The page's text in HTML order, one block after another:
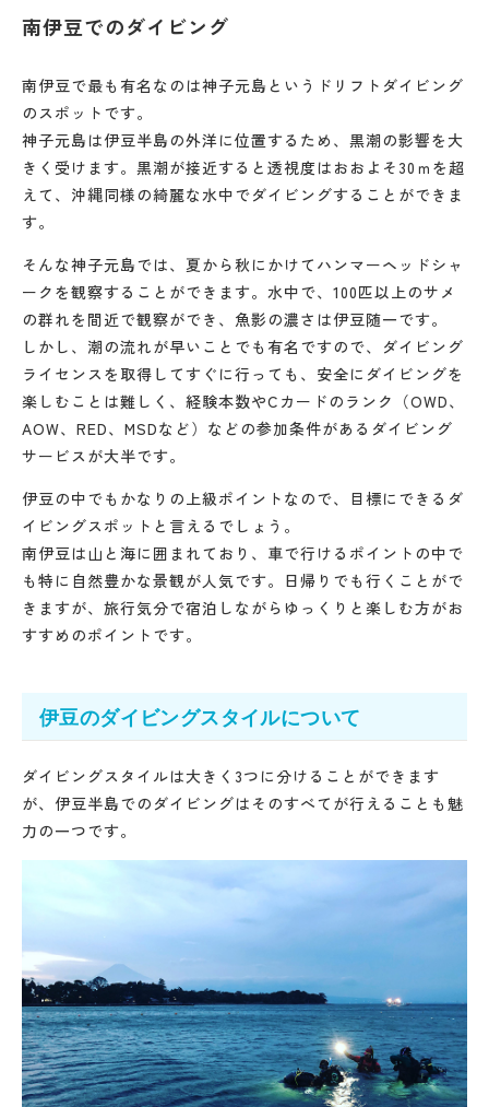
南伊豆でのダイビング
南伊豆で最も有名なのは神子元島というドリフトダイビング
のスポットです。
神子元島は伊豆半島の外洋に位置するため、黒潮の影響を大
きく受けます。黒潮が接近すると透視度はおおよそ30ｍを超
えて、沖縄同様の綺麗な水中でダイビングすることができま
す。
そんな神子元島では、夏から秋にかけてハンマーヘッドシャ
ークを観察することができます。水中で、100匹以上のサメ
の群れを間近で観察ができ、魚影の濃さは伊豆随一です。
しかし、潮の流れが早いことでも有名ですので、ダイビング
ライセンスを取得してすぐに行っても、安全にダイビングを
楽しむことは難しく、経験本数やCカードのランク（OWD、
AOW、RED、MSDなど）などの参加条件があるダイビング
サービスが大半です。
伊豆の中でもかなりの上級ポイントなので、目標にできるダ
イビングスポットと言えるでしょう。
南伊豆は山と海に囲まれており、車で行けるポイントの中で
も特に自然豊かな景観が人気です。日帰りでも行くことがで
きますが、旅行気分で宿泊しながらゆっくりと楽しむ方がお
すすめのポイントです。
伊豆のダイビングスタイルについて
ダイビングスタイルは大きく3つに分けることができます
が、伊豆半島でのダイビングはそのすべてが行えることも魅
力の一つです。